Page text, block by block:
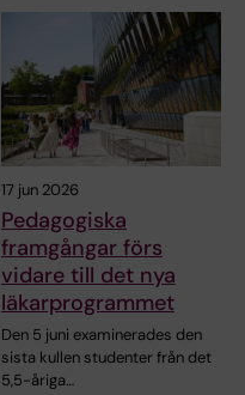
17 jun 2026
Pedagogiska
framgångar förs
vidare till det nya
läkarprogrammet
Den 5 juni examinerades den
sista kullen studenter från det
5,5-åriga…